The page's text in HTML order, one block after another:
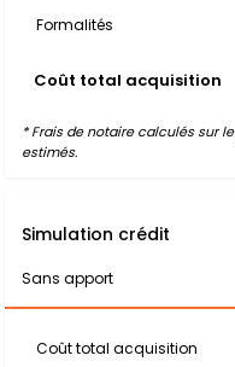
Formalités
Coût total acquisition
* Frais de notaire calculés sur
estimés.
Simulation crédit
Sans apport
Coût total acquisition